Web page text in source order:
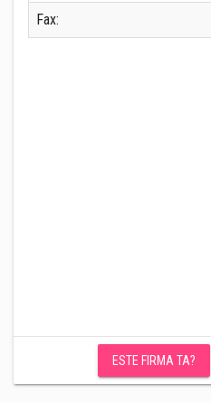
Fax:
ESTE FIRMA TA?